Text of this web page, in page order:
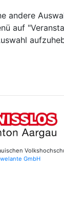
andere
auf
welante GmbH